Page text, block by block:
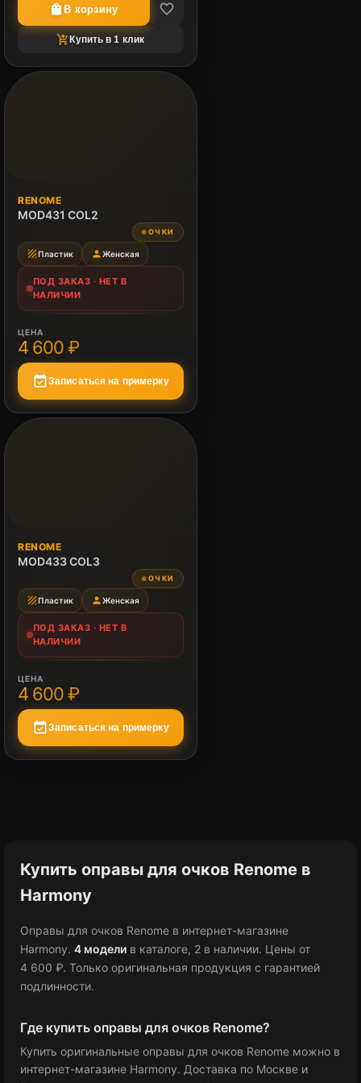
shopping_bagВ корзину favorite_border
shopping_cart_checkoutКупить в 1 клик
ПОД ЗАКАЗ
Нет в наличии
RENOME
MOD431 COL2
● ОЧКИ
textureПластик personЖенская
ПОД ЗАКАЗ · НЕТ В
НАЛИЧИИ
ЦЕНА
4 600 ₽
event_availableЗаписаться на примерку
ПОД ЗАКАЗ
Нет в наличии
RENOME
MOD433 COL3
● ОЧКИ
textureПластик personЖенская
ПОД ЗАКАЗ · НЕТ В
НАЛИЧИИ
ЦЕНА
4 600 ₽
event_availableЗаписаться на примерку
Купить оправы для очков Renome в
Harmony
Оправы для очков Renome в интернет-магазине
Harmony. 4 модели в каталоге, 2 в наличии. Цены от
4 600 ₽. Только оригинальная продукция с гарантией
подлинности.
Где купить оправы для очков Renome?
Купить оригинальные оправы для очков Renome можно в
интернет-магазине Harmony. Доставка по Москве и